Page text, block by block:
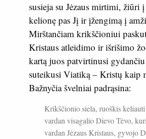
susieja su Jėzaus mirtimi,
kelionę pas Jį ir įžengimą į
Mirštančiam krikščioniui
Kristaus atleidimo ir išrišimo
kartą juos patvirtinusi
suteikusi Viatiką – Kristų kaip
Bažnyčia švelniai padrąsina:
Krikščionio siela, ruoškis
vardan visagalio Dievo Tėvo,
vardan Jėzaus Kristaus, gyvojo